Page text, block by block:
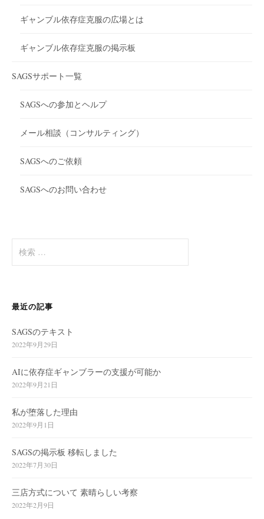
ギャンブル依存症克服の広場とは
ギャンブル依存症克服の掲示板
SAGSサポート一覧
SAGSへの参加とヘルプ
メール相談（コンサルティング）
SAGSへのご依頼
SAGSへのお問い合わせ
索
最近の記事
SAGSのテキスト
2022年9月29日
AIに依存症ギャンブラーの支援が可能か
2022年9月21日
私が堕落した理由
2022年9月1日
SAGSの掲示板 移転しました
2022年7月30日
三店方式について 素晴らしい考察
2022年2月9日